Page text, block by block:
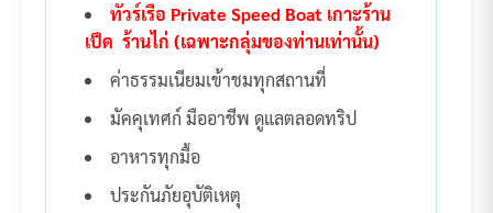
ทัวร์เรือ Private Speed Boat เกาะร้าน
เป็ด ร้านไก่ (เฉพาะกลุ่มของท่านเท่านั้น)
ค่าธรรมเนียมเข้าชมทุกสถานที่
มัคคุเทศก์ มืออาชีพ ดูแลตลอดทริป
อาหารทุกมื้อ
ประกันภัยอุบัติเหตุ